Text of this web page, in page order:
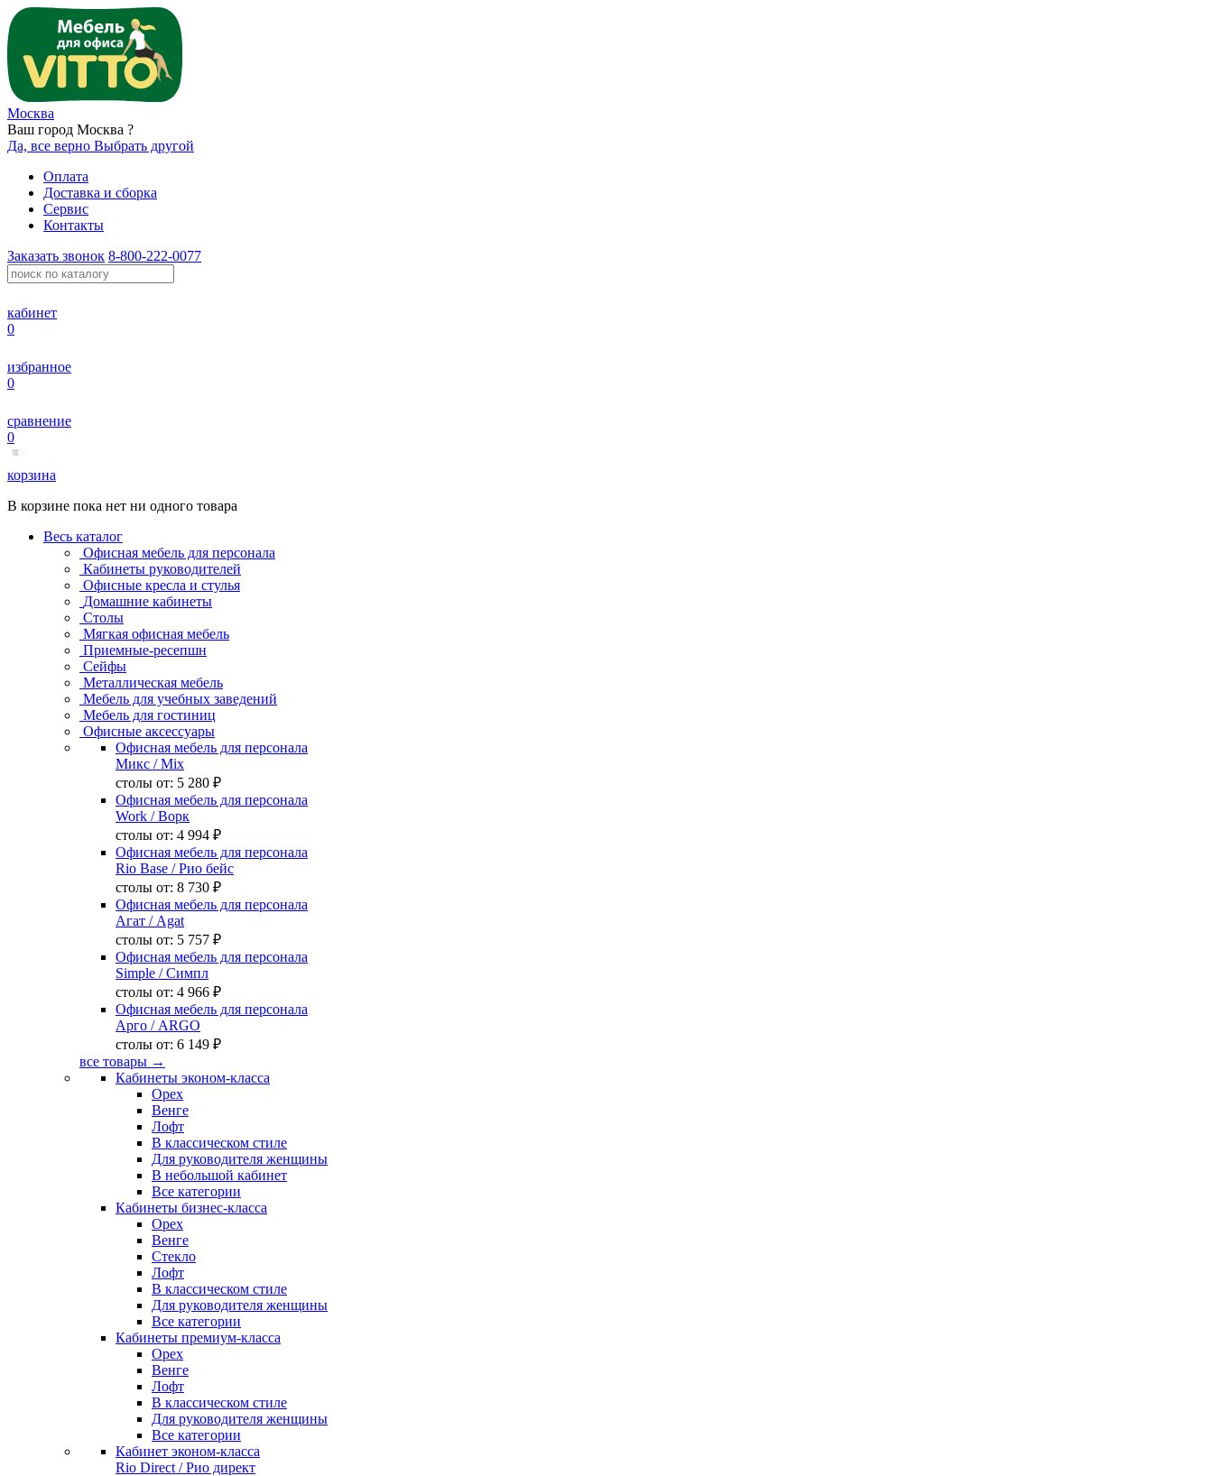
Москва
Ваш город Москва ?
Да, все верно Выбрать другой
Оплата
Доставка и сборка
Сервис
Контакты
Заказать звонок 8-800-222-0077
кабинет
0
избранное
0
сравнение
0
корзина
В корзине пока нет ни одного товара
Весь каталог
Офисная мебель для персонала
Кабинеты руководителей
Офисные кресла и стулья
Домашние кабинеты
Столы
Мягкая офисная мебель
Приемные-ресепшн
Сейфы
Металлическая мебель
Мебель для учебных заведений
Мебель для гостиниц
Офисные аксессуары
Офисная мебель для персонала
Микс / Mix
столы от: 5 280 ₽
Офисная мебель для персонала
Work / Ворк
столы от: 4 994 ₽
Офисная мебель для персонала
Rio Base / Рио бейс
столы от: 8 730 ₽
Офисная мебель для персонала
Агат / Agat
столы от: 5 757 ₽
Офисная мебель для персонала
Simple / Симпл
столы от: 4 966 ₽
Офисная мебель для персонала
Арго / ARGO
столы от: 6 149 ₽
все товары →
Кабинеты эконом-класса
Орех
Венге
Лофт
В классическом стиле
Для руководителя женщины
В небольшой кабинет
Все категории
Кабинеты бизнес-класса
Орех
Венге
Стекло
Лофт
В классическом стиле
Для руководителя женщины
Все категории
Кабинеты премиум-класса
Орех
Венге
Лофт
В классическом стиле
Для руководителя женщины
Все категории
Кабинет эконом-класса
Rio Direct / Рио директ